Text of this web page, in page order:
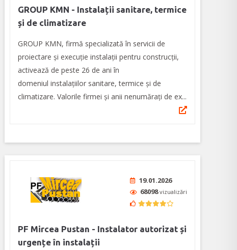
GROUP KMN - Instalații sanitare, termice
și de climatizare
GROUP KMN, firmă specializată în servicii de
proiectare și execuție instalații pentru construcții,
activează de peste 26 de ani în
domeniul instalațiilor sanitare, termice și de
climatizare. Valorile firmei și anii nenumărați de ex...
19.01.2026
68098vizualizări
PF Mircea Pustan - Instalator autorizat și
urgențe în instalații